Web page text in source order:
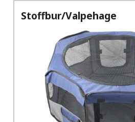
Stoffbur/Valpehage